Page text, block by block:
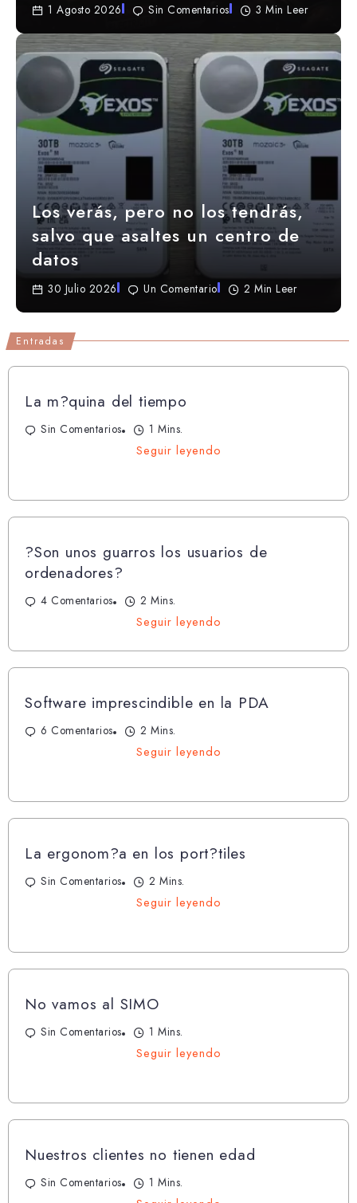
1 Agosto 2026 Sin Comentarios 3 Min Leer
Los verás, pero no los tendrás,
salvo que asaltes un centro de
datos
30 Julio 2026 Un Comentario 2 Min Leer
Entradas
La m?quina del tiempo
Sin Comentarios
1 Mins.
Seguir leyendo
?Son unos guarros los usuarios de
ordenadores?
4 Comentarios
2 Mins.
Seguir leyendo
Software imprescindible en la PDA
6 Comentarios
2 Mins.
Seguir leyendo
La ergonom?a en los port?tiles
Sin Comentarios
2 Mins.
Seguir leyendo
No vamos al SIMO
Sin Comentarios
1 Mins.
Seguir leyendo
Nuestros clientes no tienen edad
Sin Comentarios
1 Mins.